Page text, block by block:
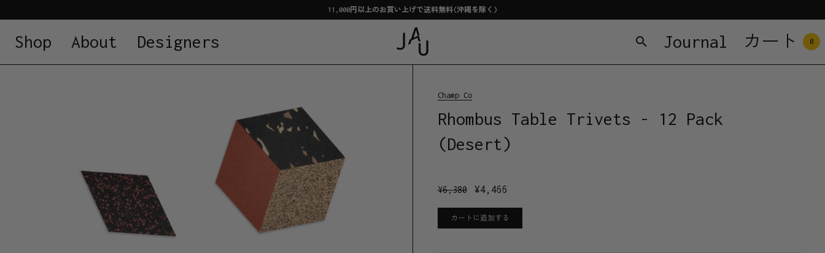
11,000円以上のお買い上げで送料無料(沖縄を除く)
Shop About Designers Journal カート 0
Champ Co
Rhombus Table Trivets - 12 Pack
(Desert)
¥6,380 ¥4,466
カートに追加する